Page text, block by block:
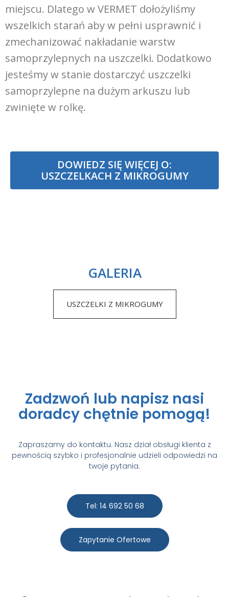
miejscu. Dlatego w VERMET dołożyliśmy
wszelkich starań aby w pełni usprawnić i
zmechanizować nakładanie warstw
samoprzylepnych na uszczelki. Dodatkowo
jesteśmy w stanie dostarczyć uszczelki
samoprzylepne na dużym arkuszu lub
zwinięte w rolkę.
DOWIEDZ SIĘ WIĘCEJ O:
USZCZELKACH Z MIKROGUMY
GALERIA
USZCZELKI Z MIKROGUMY
Zadzwoń lub napisz nasi
doradcy chętnie pomogą!
Zapraszamy do kontaktu. Nasz dział obsługi klienta z
pewnością szybko i profesjonalnie udzieli odpowiedzi na
twoje pytania.
Tel: 14 692 50 68
Zapytanie Ofertowe